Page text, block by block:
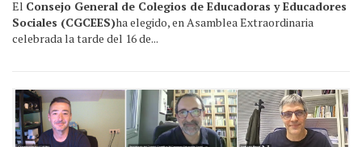
El Consejo General de Colegios de Educadoras y Educadores
Sociales (CGCEES)ha elegido, en Asamblea Extraordinaria
celebrada la tarde del 16 de...